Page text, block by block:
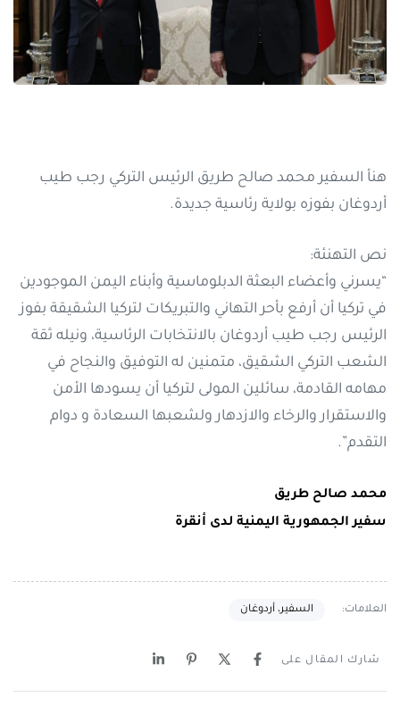
هنأ السفير محمد صالح طريق الرئيس التركي رجب طيب
أردوغان بفوزه بولاية رئاسية جديدة.
نص التهنئة:
“يسرني وأعضاء البعثة الدبلوماسية وأبناء اليمن الموجودين
في تركيا أن أرفع بأحر التهاني والتبريكات لتركيا الشقيقة بفوز
الرئيس رجب طيب أردوغان بالانتخابات الرئاسية، ونيله ثقة
الشعب التركي الشقيق، متمنين له التوفيق والنجاح في
مهامه القادمة، سائلين المولى لتركيا أن يسودها الأمن
والاستقرار والرخاء والازدهار ولشعبها السعادة و دوام
التقدم”.
محمد صالح طريق
سفير الجمهورية اليمنية لدى أنقرة
العلامات: السفير، أردوغان
شارك المقال على